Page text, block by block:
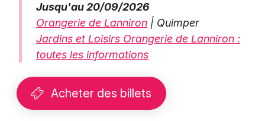
Jusqu'au 20/09/2026
Orangerie de Lanniron | Quimper
Jardins et Loisirs Orangerie de Lanniron :
toutes les informations
Acheter des billets